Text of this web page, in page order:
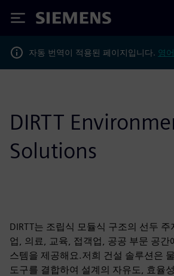
Siemens
자동 번역이 적용된 페이지입니다. 영
DIRTT
Solutions
DIRTT는 조립식 모듈식 구조의 선두
업, 의료, 교육, 접객업, 공공 부문 공간
스템을 제공해요.저희 건설 솔루션은
도구를 결합하여 설계의 자유도, 효율